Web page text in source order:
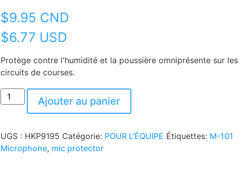
$9.95 CND
$6.77 USD
Protège contre l'humidité et la poussière omniprésente sur les
circuits de courses.
Ajouter au panier
UGS : HKP9195 Catégorie: POUR L'ÉQUIPE Étiquettes: M-101
Microphone, mic protector